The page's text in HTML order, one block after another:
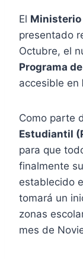
El Ministerio
presentado
Octubre, el
Programa
accesible en
Como parte
Estudiantil
para que
finalmente
establecido
tomará un
zonas
mes de